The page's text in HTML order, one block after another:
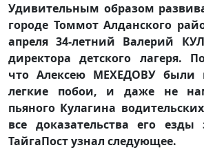
Удивительным образом
городе Томмот Алданского
апреля 34-летний Валерий
директора детского лагеря.
что Алексею МЕХЕДОВУ были
легкие побои, и даже не
пьяного Кулагина
все доказательства его
ТайгаПост узнал следующее.